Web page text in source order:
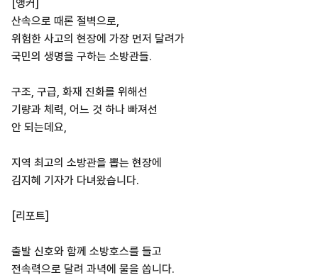
[앵커]
산속으로 때론 절벽으로,
위험한 사고의 현장에 가장 먼저 달려가
국민의 생명을 구하는 소방관들.
구조, 구급, 화재 진화를 위해선
기량과 체력, 어느 것 하나 빠져선
안 되는데요,
지역 최고의 소방관을 뽑는 현장에
김지혜 기자가 다녀왔습니다.
[리포트]
출발 신호와 함께 소방호스를 들고
전속력으로 달려 과녁에 물을 쏩니다.